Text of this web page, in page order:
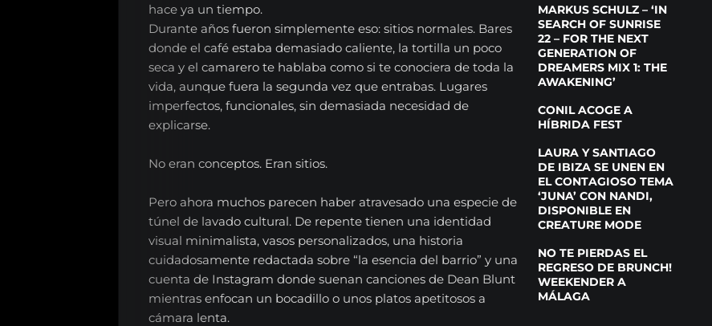
hace ya un tiempo.
Durante años fueron simplemente eso: sitios normales. Bares
donde el café estaba demasiado caliente, la tortilla un poco
seca y el camarero te hablaba como si te conociera de toda la
vida, aunque fuera la segunda vez que entrabas. Lugares
imperfectos, funcionales, sin demasiada necesidad de
explicarse.
No eran conceptos. Eran sitios.
Pero ahora muchos parecen haber atravesado una especie de
túnel de lavado cultural. De repente tienen una identidad
visual minimalista, vasos personalizados, una historia
cuidadosamente redactada sobre “la esencia del barrio” y una
cuenta de Instagram donde suenan canciones de Dean Blunt
mientras enfocan un bocadillo o unos platos apetitosos a
cámara lenta.
MARKUS SCHULZ – ‘IN
SEARCH OF SUNRISE
22 – FOR THE NEXT
GENERATION OF
DREAMERS MIX 1: THE
AWAKENING’
CONIL ACOGE A
HÍBRIDA FEST
LAURA Y SANTIAGO
DE IBIZA SE UNEN EN
EL CONTAGIOSO TEMA
‘JUNA’ CON NANDI,
DISPONIBLE EN
CREATURE MODE
NO TE PIERDAS EL
REGRESO DE BRUNCH!
WEEKENDER A
MÁLAGA